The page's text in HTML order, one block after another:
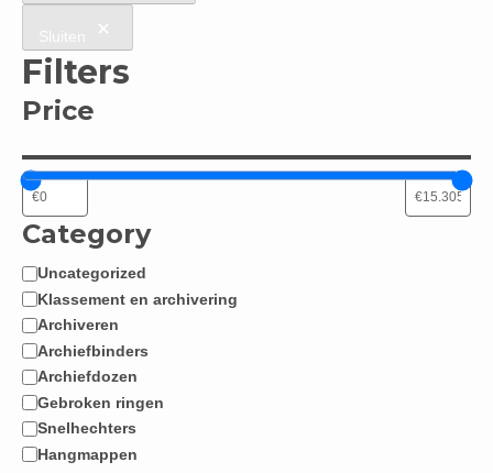
Sluiten
Filters
Price
Category
Categorie
Uncategorized
Klassement en archivering
Archiveren
Archiefbinders
Archiefdozen
Gebroken ringen
Snelhechters
Hangmappen